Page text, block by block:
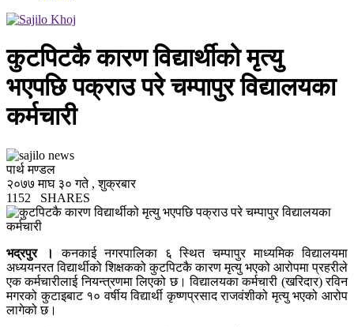
कुटपिटकै कारण विद्यार्थीको मृत्यु
भएपछि पक्राउ परे चम्पापुर विद्यालयका
कर्मचारी
पार्थ मण्डल
२०७७ माघ ३० गते , शुक्रबार
1152
SHARES
भद्रपुर ।
कनकाई नगरपालिका ६ स्थित चम्पापुर माध्यमिक विद्यालयमा
अध्ययनरत विद्यार्थीको शिक्षकको कुटपिटकै कारण मृत्यु भएको आरोपमा प्रहरीले
एक कर्मचारीलाई नियन्त्रणमा लिएको छ। विद्यालयका कर्मचारी (खरिदार) रविन
मगरको कुटाइबाट १० वर्षीय विद्यार्थी कृष्णप्रसाद राजवंशीको मृत्यु भएको आरोप
लागेको छ।